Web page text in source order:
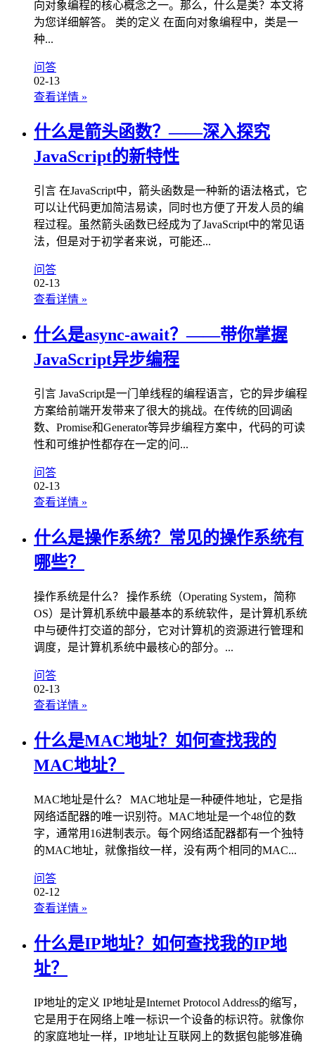
向对象编程的核心概念之一。那么，什么是类？本文将
为您详细解答。 类的定义 在面向对象编程中，类是一
种...
问答
02-13
查看详情 »
什么是箭头函数？——深入探究
JavaScript的新特性
引言 在JavaScript中，箭头函数是一种新的语法格式，它
可以让代码更加简洁易读，同时也方便了开发人员的编
程过程。虽然箭头函数已经成为了JavaScript中的常见语
法，但是对于初学者来说，可能还...
问答
02-13
查看详情 »
什么是async-await？——带你掌握
JavaScript异步编程
引言 JavaScript是一门单线程的编程语言，它的异步编程
方案给前端开发带来了很大的挑战。在传统的回调函
数、Promise和Generator等异步编程方案中，代码的可读
性和可维护性都存在一定的问...
问答
02-13
查看详情 »
什么是操作系统？常见的操作系统有
哪些？
操作系统是什么？ 操作系统（Operating System，简称
OS）是计算机系统中最基本的系统软件，是计算机系统
中与硬件打交道的部分，它对计算机的资源进行管理和
调度，是计算机系统中最核心的部分。...
问答
02-13
查看详情 »
什么是MAC地址？如何查找我的
MAC地址？
MAC地址是什么？ MAC地址是一种硬件地址，它是指
网络适配器的唯一识别符。MAC地址是一个48位的数
字，通常用16进制表示。每个网络适配器都有一个独特
的MAC地址，就像指纹一样，没有两个相同的MAC...
问答
02-12
查看详情 »
什么是IP地址？如何查找我的IP地
址？
IP地址的定义 IP地址是Internet Protocol Address的缩写，
它是用于在网络上唯一标识一个设备的标识符。就像你
的家庭地址一样，IP地址让互联网上的数据包能够准确